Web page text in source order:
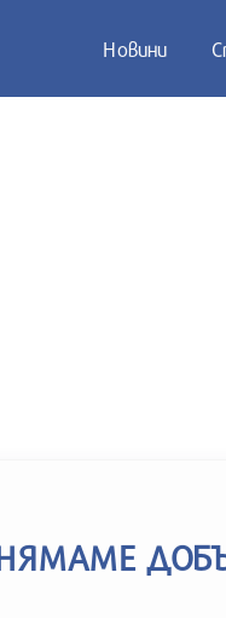
Новини